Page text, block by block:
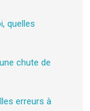
quelles
chute de
erreurs à